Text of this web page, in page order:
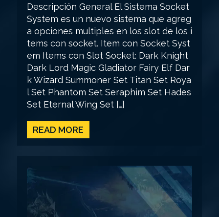
Descripción General El Sistema Socket
System es un nuevo sistema que agreg
a opciones multiples en los slot de los i
tems con socket. Item con Socket Syst
em Items con Slot Socket: Dark Knight
Dark Lord Magic Gladiator Fairy Elf Dar
k Wizard Summoner Set Titan Set Roya
l Set Phantom Set Seraphim Set Hades
Set Eternal Wing Set […]
READ MORE